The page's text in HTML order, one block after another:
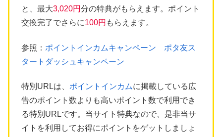
と、最大3,020円分の特典がもらえます。ポイント
交換完了でさらに100円 もらえます。
参照： ポイントインカムキャンペーン ポタ友ス
タートダッシュキャンペーン
特別URLは、 ポイントインカムに掲載している広
告のポイント数よりも高いポイント数で利用でき
る特別URLです。当サイト特典なので、是非当サ
イトを利用してお得にポイントをゲットしましょ